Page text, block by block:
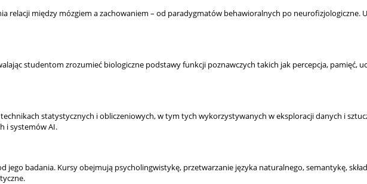
relacji między mózgiem a zachowaniem – od paradygmatów behawioralnych po neurofizjologiczne.
studentom zrozumieć biologiczne podstawy funkcji poznawczych takich jak percepcja, pamięć,
statystycznych i obliczeniowych, w tym tych wykorzystywanych w eksploracji danych i
i systemów AI.
jego badania. Kursy obejmują psycholingwistykę, przetwarzanie języka naturalnego, semantykę,